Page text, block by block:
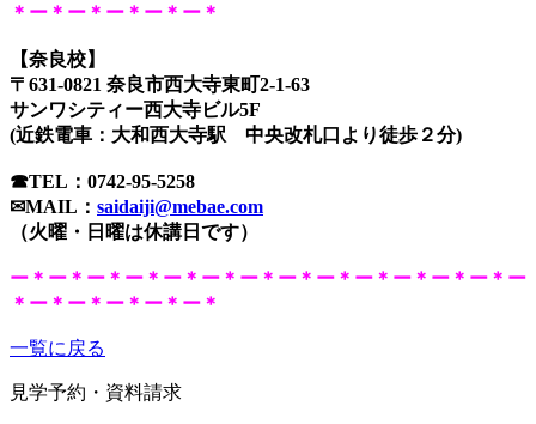
＊ー＊ー＊ー＊ー＊ー＊
【奈良校】
〒631-0821 奈良市西大寺東町2-1-63
サンワシティー西大寺ビル5F
(近鉄電車：大和西大寺駅 中央改札口より徒歩２分)
☎TEL： 0742-95-5258
✉MAIL： saidaiji@mebae.com
（火曜・日曜は休講日です）
ー＊ー＊ー＊ー＊ー＊ー＊ー＊ー＊ー＊ー＊ー＊ー＊ー＊ー
＊ー＊ー＊ー＊ー＊ー＊
一覧に戻る
見学予約・資料請求